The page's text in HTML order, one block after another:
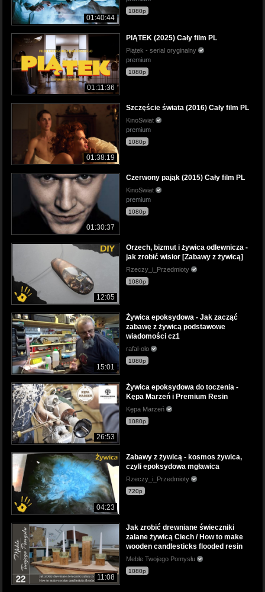
01:40:44
1080p
01:11:36
PIĄTEK (2025) Cały film PL
Piątek - serial oryginalny
premium
1080p
01:38:19
Szczęście świata (2016) Cały film PL
KinoSwiat
premium
1080p
01:30:37
Czerwony pająk (2015) Cały film PL
KinoSwiat
premium
1080p
12:05
Orzech, bizmut i żywica odlewnicza -
jak zrobić wisior [Zabawy z żywicą]
Rzeczy_i_Przedmioty
1080p
15:01
Żywica epoksydowa - Jak zacząć
zabawę z żywicą podstawowe
wiadomości cz1
rafal-olo
1080p
26:53
Żywica epoksydowa do toczenia -
Kępa Marzeń i Premium Resin
Kępa Marzeń
1080p
04:23
Zabawy z żywicą - kosmos żywica,
czyli epoksydowa mgławica
Rzeczy_i_Przedmioty
720p
11:08
Jak zrobić drewniane świeczniki
zalane żywicą Ciech / How to make
wooden candlesticks flooded resin
Meble Twojego Pomysłu
1080p